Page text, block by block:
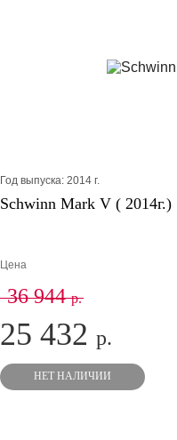
Год выпуска:2014г.
Schwinn Mark V ( 2014г.)
Цена
36 944р.
25 432р.
НЕТ НАЛИЧИИ